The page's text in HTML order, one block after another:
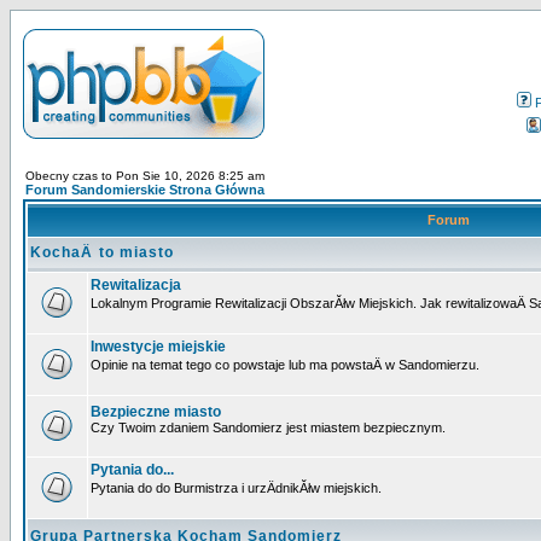
Obecny czas to Pon Sie 10, 2026 8:25 am
Forum Sandomierskie Strona Główna
Forum
KochaÄ to miasto
Rewitalizacja
Lokalnym Programie Rewitalizacji ObszarĂłw Miejskich. Jak rewitalizowaÄ
Inwestycje miejskie
Opinie na temat tego co powstaje lub ma powstaÄ w Sandomierzu.
Bezpieczne miasto
Czy Twoim zdaniem Sandomierz jest miastem bezpiecznym.
Pytania do...
Pytania do do Burmistrza i urzÄdnikĂłw miejskich.
Grupa Partnerska Kocham Sandomierz